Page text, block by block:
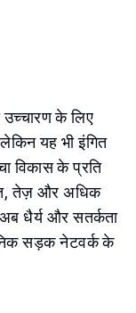
उच्चारण के लिए
यह भी इंगित
विकास के प्रति
तेज़ और अधिक
धैर्य और सतर्कता
सड़क नेटवर्क के